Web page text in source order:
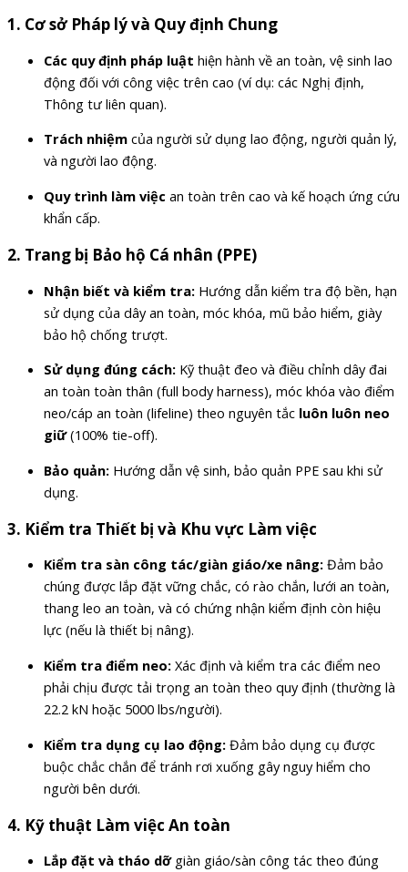
1. Cơ sở Pháp lý và Quy định Chung
Các quy định pháp luật hiện hành về an toàn, vệ sinh lao
động đối với công việc trên cao (ví dụ: các Nghị định,
Thông tư liên quan).
Trách nhiệm của người sử dụng lao động, người quản lý,
và người lao động.
Quy trình làm việc an toàn trên cao và kế hoạch ứng cứu
khẩn cấp.
2. Trang bị Bảo hộ Cá nhân (PPE)
Nhận biết và kiểm tra: Hướng dẫn kiểm tra độ bền, hạn
sử dụng của dây an toàn, móc khóa, mũ bảo hiểm, giày
bảo hộ chống trượt.
Sử dụng đúng cách: Kỹ thuật đeo và điều chỉnh dây đai
an toàn toàn thân (full body harness), móc khóa vào điểm
neo/cáp an toàn (lifeline) theo nguyên tắc luôn luôn neo
giữ(100% tie-off).
Bảo quản: Hướng dẫn vệ sinh, bảo quản PPE sau khi sử
dụng.
3. Kiểm tra Thiết bị và Khu vực Làm việc
Kiểm tra sàn công tác/giàn giáo/xe nâng: Đảm bảo
chúng được lắp đặt vững chắc, có rào chắn, lưới an toàn,
thang leo an toàn, và có chứng nhận kiểm định còn hiệu
lực (nếu là thiết bị nâng).
Kiểm tra điểm neo: Xác định và kiểm tra các điểm neo
phải chịu được tải trọng an toàn theo quy định (thường là
22.2 kN hoặc 5000 lbs/người).
Kiểm tra dụng cụ lao động: Đảm bảo dụng cụ được
buộc chắc chắn để tránh rơi xuống gây nguy hiểm cho
người bên dưới.
4. Kỹ thuật Làm việc An toàn
Lắp đặt và tháo dỡgiàn giáo/sàn công tác theo đúng